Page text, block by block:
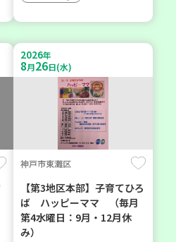
2026年
8月26日(水)
神戸市東灘区
【第3地区本部】子育てひろ
ば ハッピーママ （毎月
第4水曜日：9月・12月休
み）